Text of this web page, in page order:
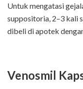
Untuk mengatasi
suppositoria, 2–3 kali
dibeli di apotek
Venosmil